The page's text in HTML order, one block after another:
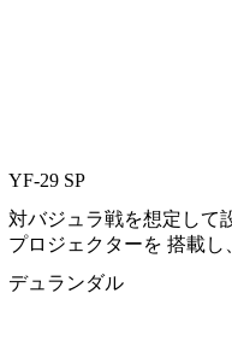
YF-29 SP
対バジュラ戦を想定して
プロジェクターを 搭載し
デュランダル